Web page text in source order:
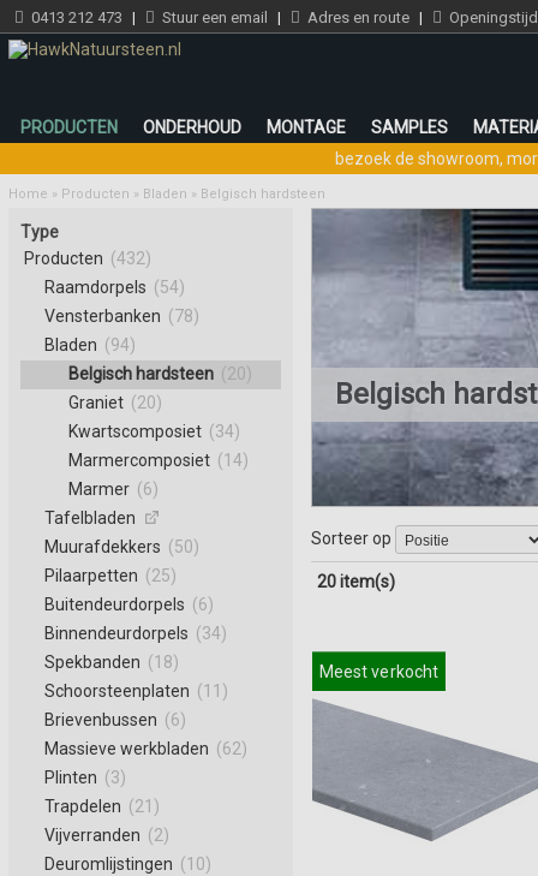
0413 212 473 | Stuur een email | Adres en route |
PRODUCTEN ONDERHOUD MONTAGE SAMPLES
bezoek de showroom,
Home » Producten » Bladen » Belgisch hardsteen
Belgisch
Sorteer op
20 item(s)
Meest verkocht
Type
Producten (432)
Raamdorpels (54)
Vensterbanken (78)
Bladen (94)
Belgisch hardsteen (20)
Graniet (20)
Kwartscomposiet (34)
Marmercomposiet (14)
Marmer (6)
Tafelbladen
Muurafdekkers (50)
Pilaarpetten (25)
Buitendeurdorpels (6)
Binnendeurdorpels (34)
Spekbanden (18)
Schoorsteenplaten (11)
Brievenbussen (6)
Massieve werkbladen (62)
Plinten (3)
Trapdelen (21)
Vijverranden (2)
Deuromlijstingen (10)